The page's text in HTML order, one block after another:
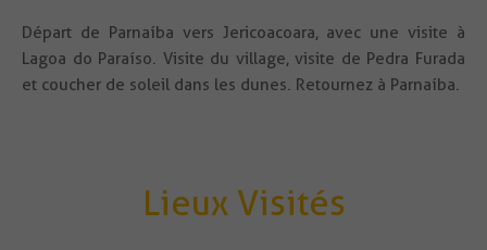
Départ de Parnaíba vers Jericoacoara, avec une visite à
Lagoa do Paraíso. Visite du village, visite de Pedra Furada
et coucher de soleil dans les dunes. Retournez à Parnaíba.
Lieux Visités